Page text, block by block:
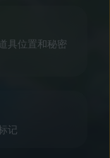
具位置和秘密
记